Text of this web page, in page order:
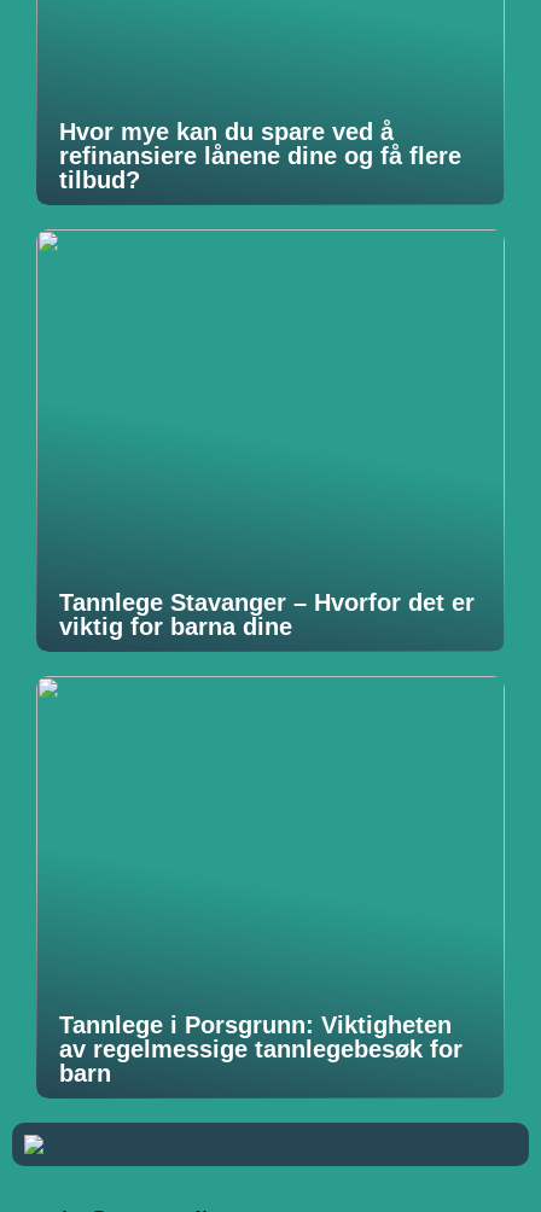
Hvor mye kan du spare ved å
refinansiere lånene dine og få flere
tilbud?
Tannlege Stavanger – Hvorfor det er
viktig for barna dine
Tannlege i Porsgrunn: Viktigheten
av regelmessige tannlegebesøk for
barn